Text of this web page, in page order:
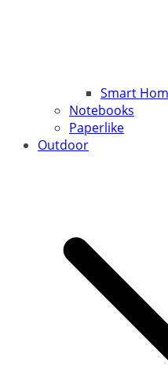
Smart
Notebooks
Paperlike
Outdoor